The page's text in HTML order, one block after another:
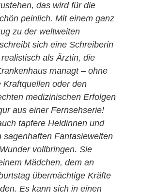
das wird für die
peinlich. Mit einem ganz
zu der weltweiten
sich eine Schreiberin
als Ärztin, die
managt – ohne
Kraftquellen oder den
medizinischen Erfolgen
aus einer Fernsehserie!
tapfere Heldinnen und
sagenhaften Fantasiewelten
vollbringen. Sie
Mädchen, dem an
übermächtige Kräfte
Es kann sich in einen